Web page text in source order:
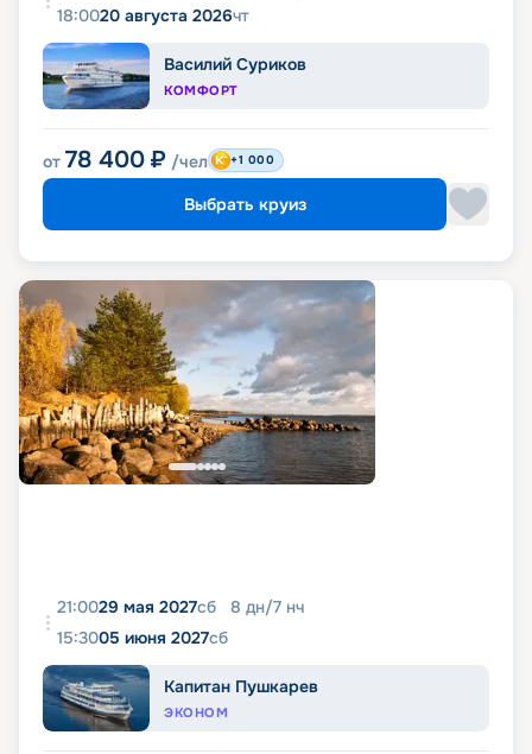
18:0020 августа 2026чт
Василий Суриков
КОМФОРТ
от 78 400 ₽ /чел +1 000
Выбрать круиз
21:0029 мая 2027сб 8 дн/7 нч
15:3005 июня 2027сб
Капитан Пушкарев
ЭКОНОМ